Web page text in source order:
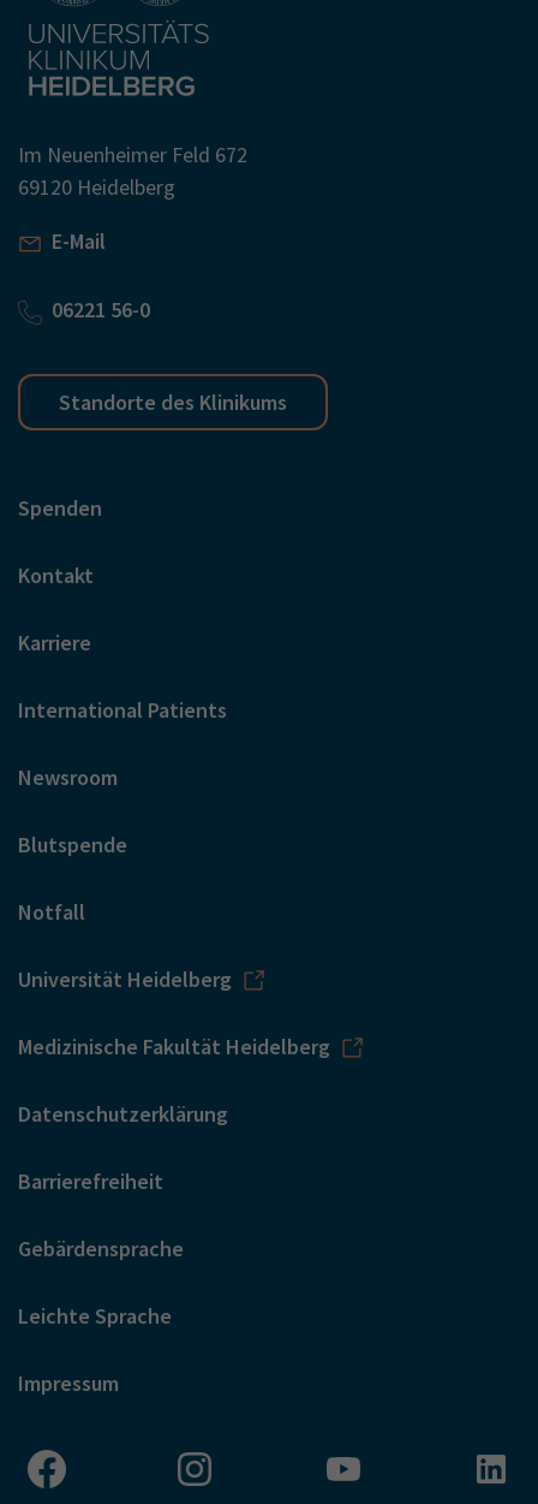
Im Neuenheimer Feld 672
69120 Heidelberg
E-Mail
06221 56-0
Standorte des Klinikums
Spenden
Kontakt
Karriere
International Patients
Newsroom
Blutspende
Notfall
Universität Heidelberg
Medizinische Fakultät Heidelberg
Datenschutzerklärung
Barrierefreiheit
Gebärdensprache
Leichte Sprache
Impressum